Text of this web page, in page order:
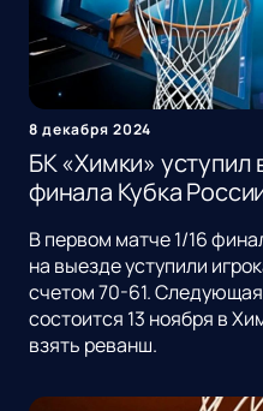
8 декабря 2024
БК «Химки» уступил
финала Кубка
В первом матче 1/16
на выезде уступили
счетом 70-61.
состоится 13 ноября в
взять реванш.